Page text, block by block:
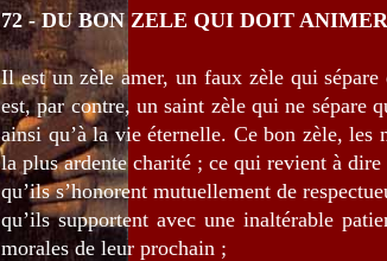
72 - DU BON ZELE QUI DOIT
Il est un zèle amer, un faux zèle qui
est, par contre, un saint zèle qui ne sépare
ainsi qu’à la vie éternelle. Ce bon zèle, les
la plus ardente charité ; ce qui revient à dire
qu’ils s’honorent mutuellement de
qu’ils supportent avec une inaltérable
morales de leur prochain ;